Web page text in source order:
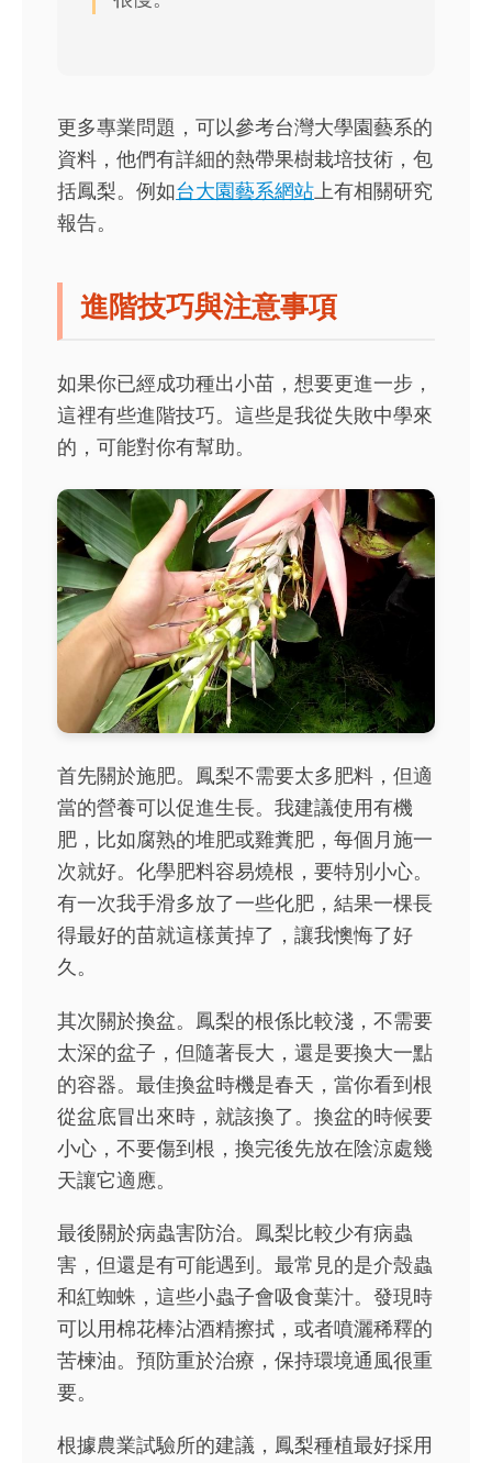
更多專業問題，可以參考台灣大學園藝系的
資料，他們有詳細的熱帶果樹栽培技術，包
括鳳梨。例如台大園藝系網站 上有相關研究
報告。
進階技巧與注意事項
如果你已經成功種出小苗，想要更進一步，
這裡有些進階技巧。這些是我從失敗中學來
的，可能對你有幫助。
首先關於施肥。鳳梨不需要太多肥料，但適
當的營養可以促進生長。我建議使用有機
肥，比如腐熟的堆肥或雞糞肥，每個月施一
次就好。化學肥料容易燒根，要特別小心。
有一次我手滑多放了一些化肥，結果一棵長
得最好的苗就這樣黃掉了，讓我懊悔了好
久。
其次關於換盆。鳳梨的根係比較淺，不需要
太深的盆子，但隨著長大，還是要換大一點
的容器。最佳換盆時機是春天，當你看到根
從盆底冒出來時，就該換了。換盆的時候要
小心，不要傷到根，換完後先放在陰涼處幾
天讓它適應。
最後關於病蟲害防治。鳳梨比較少有病蟲
害，但還是有可能遇到。最常見的是介殼蟲
和紅蜘蛛，這些小蟲子會吸食葉汁。發現時
可以用棉花棒沾酒精擦拭，或者噴灑稀釋的
苦楝油。預防重於治療，保持環境通風很重
要。
根據農業試驗所的建議，鳳梨種植最好採用